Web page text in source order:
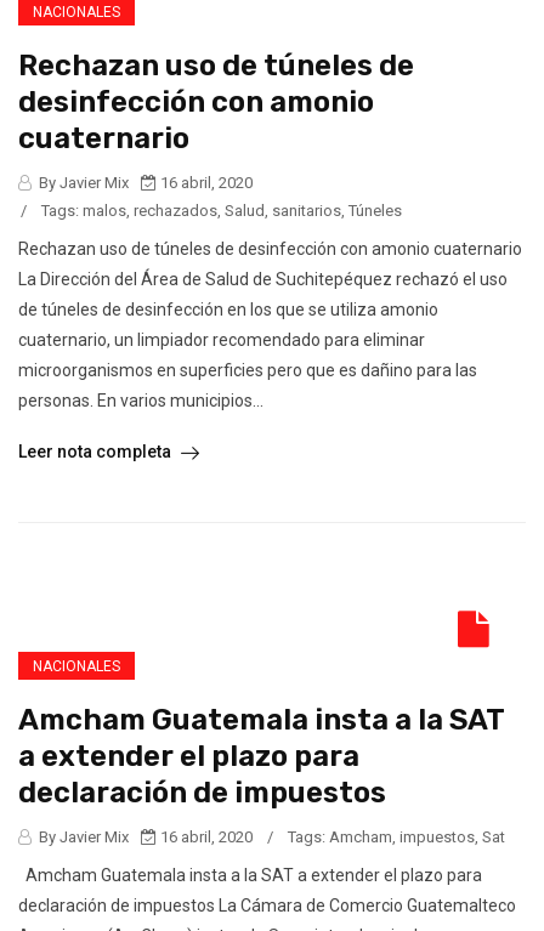
NACIONALES
Rechazan uso de túneles de
desinfección con amonio
cuaternario
By Javier Mix
16 abril, 2020
/
Tags: malos, rechazados, Salud, sanitarios, Túneles
Rechazan uso de túneles de desinfección con amonio cuaternario
La Dirección del Área de Salud de Suchitepéquez rechazó el uso
de túneles de desinfección en los que se utiliza amonio
cuaternario, un limpiador recomendado para eliminar
microorganismos en superficies pero que es dañino para las
personas. En varios municipios...
Leer nota completa
NACIONALES
Amcham Guatemala insta a la SAT
a extender el plazo para
declaración de impuestos
By Javier Mix 16 abril, 2020 / Tags: Amcham, impuestos, Sat
Amcham Guatemala insta a la SAT a extender el plazo para
declaración de impuestos La Cámara de Comercio Guatemalteco